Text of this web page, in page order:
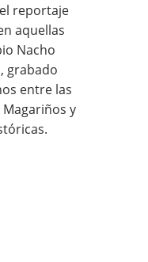
reportaje
aquellas
Nacho
grabado
entre las
y